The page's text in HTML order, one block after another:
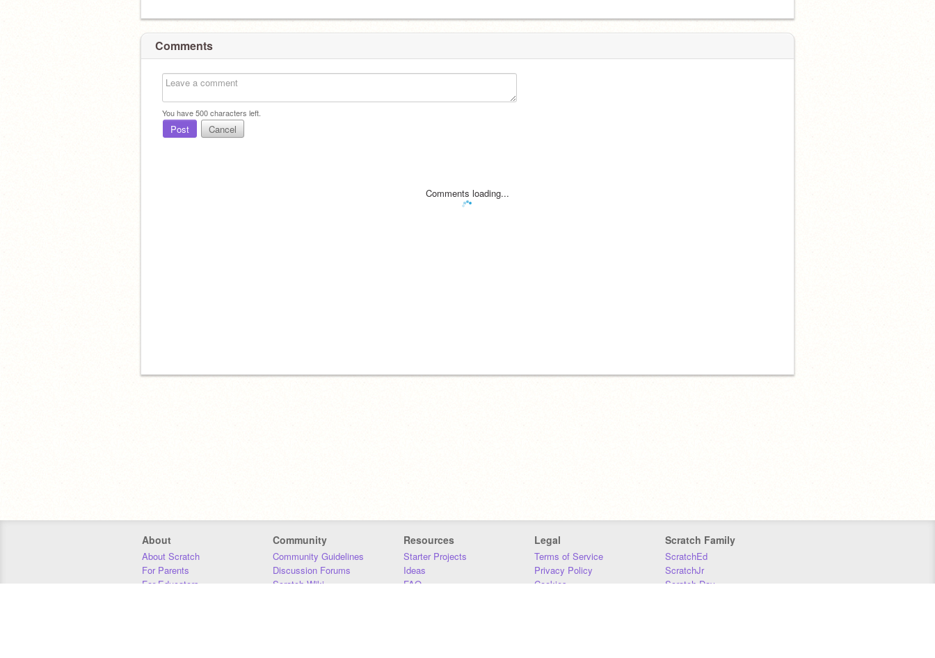
Comments
You have500characters left.
Post Cancel
Comments loading...
About
About Scratch
For Parents
For Educators
Community
Community Guidelines
Discussion Forums
Scratch Wiki
Resources
Starter Projects
Ideas
FAQ
Legal
Terms of Service
Privacy Policy
Cookies
Scratch Family
ScratchEd
ScratchJr
Scratch Day